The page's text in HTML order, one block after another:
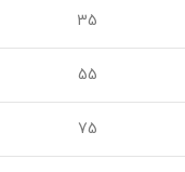
35
55
75